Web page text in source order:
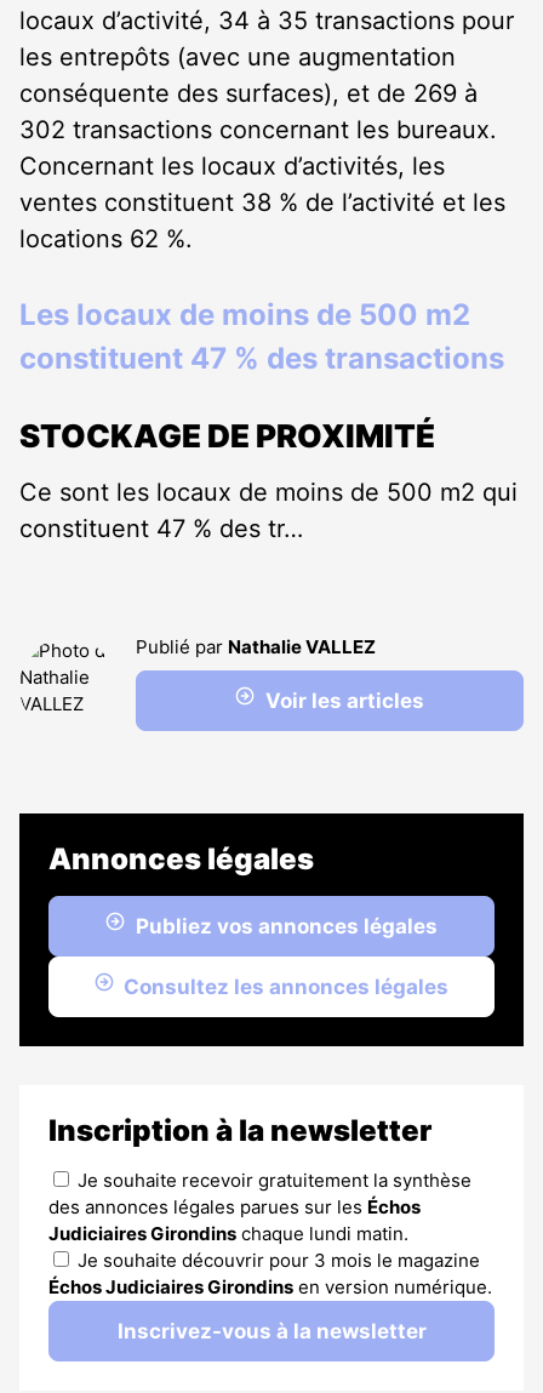
locaux d’activité, 34 à 35 transactions pour
les entrepôts (avec une augmentation
conséquente des surfaces), et de 269 à
302 transactions concernant les bureaux.
Concernant les locaux d’activités, les
ventes constituent 38 % de l’activité et les
locations 62 %.
Les locaux de moins de 500 m2
constituent 47 % des transactions
STOCKAGE DE PROXIMITÉ
Ce sont les locaux de moins de 500 m2 qui
constituent 47 % des tr…
Publié par Nathalie VALLEZ
Voir les articles
Annonces légales
Publiez vos annonces légales
Consultez les annonces légales
Inscription à la newsletter
Je souhaite recevoir gratuitement la synthèse
des annonces légales parues sur les Échos
Judiciaires Girondins chaque lundi matin.
Je souhaite découvrir pour 3 mois le magazine
Échos Judiciaires Girondins en version numérique.
Inscrivez-vous à la newsletter